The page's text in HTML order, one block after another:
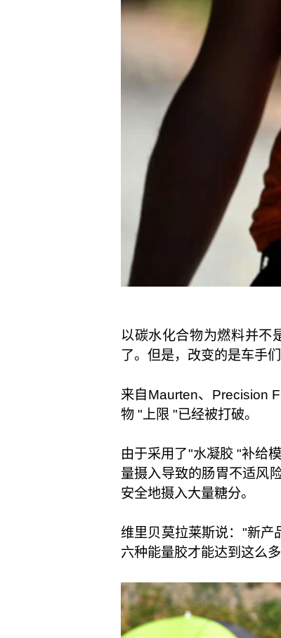
以碳水化合物为燃料并不
了。但是，改变的是车手
来自Maurten、Precision
物 "上限 "已经被打破。
由于采用了"水凝胶 "补给
量摄入导致的肠胃不适
安全地摄入大量糖分。
维里贝莫拉莱斯说："新产
六种能量胶才能达到这么